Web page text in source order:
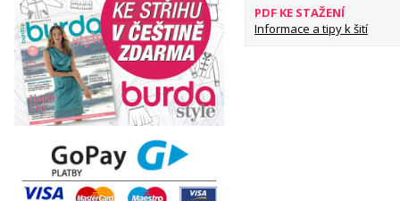
PDF KE STAŽENÍ
Informace a tipy k šití